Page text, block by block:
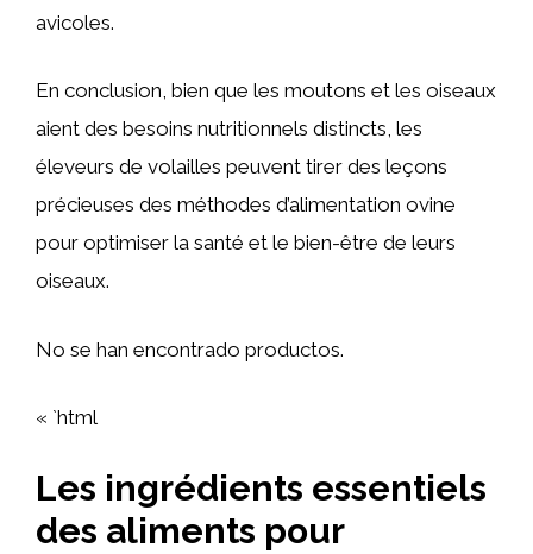
avicoles.
En conclusion, bien que les moutons et les oiseaux
aient des besoins nutritionnels distincts, les
éleveurs de volailles peuvent tirer des leçons
précieuses des méthodes d’alimentation ovine
pour optimiser la santé et le bien-être de leurs
oiseaux.
No se han encontrado productos.
« `html
Les ingrédients essentiels
des aliments pour